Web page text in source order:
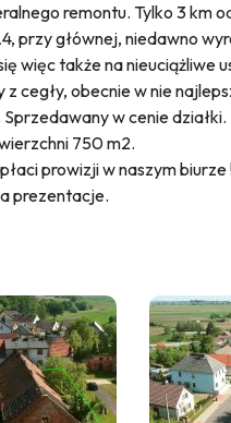
remontu. Tylko 3 km
przy głównej, niedawno
więc także na nieuciążliwe
z cegły, obecnie w nie
w cenie działki.
750 m2.
prowizji w naszym biurze
prezentacje.